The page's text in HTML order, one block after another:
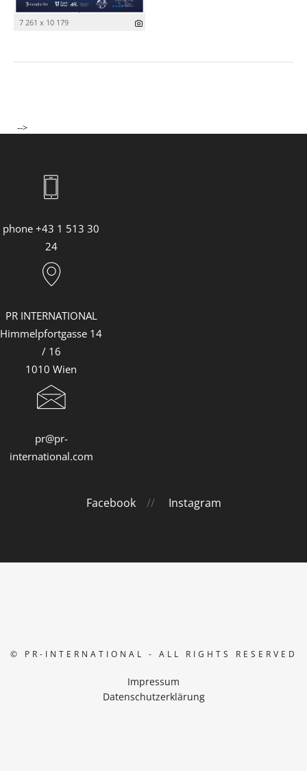
7 261 x 10 179
-->
phone +43 1 513 30
24
PR INTERNATIONAL
Himmelpfortgasse 14
/ 16
1010 Wien
pr@pr-
international.com
Facebook// Instagram
© PR-INTERNATIONAL - ALL RIGHTS RESERVED
Impressum
Datenschutzerklärung